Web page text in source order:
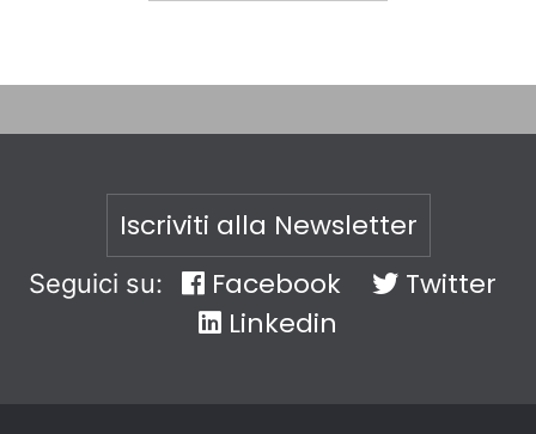
Iscriviti alla Newsletter
Seguici su: Facebook
Twitter
Linkedin